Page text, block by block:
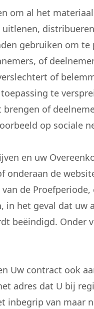
om al het
uitlenen,
gebruiken om te
of
of
te
of
op sociale
en uw
onderaan de
de Proefperiode,
in het geval dat uw
beëindigd. Onder
Uw contract ook
adres dat U bij
inbegrip van maar